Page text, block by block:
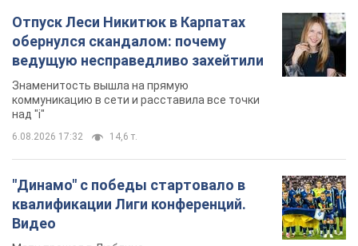
"Динамо" с победы стартовало в
квалификации Лиги конференций.
Видео
Матч прошел в Люблине
10 часов назад